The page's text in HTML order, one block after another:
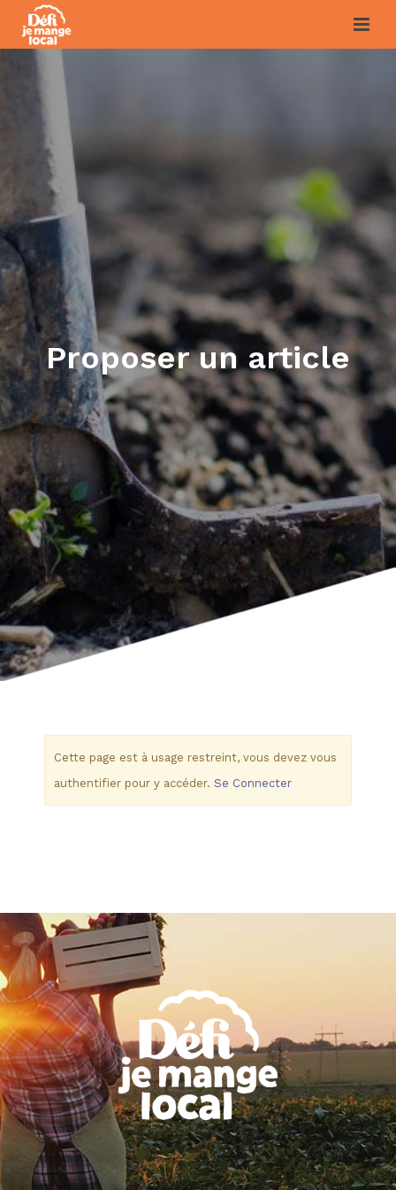
Proposer un article
Cette page est à usage restreint, vous devez vous
authentifier pour y accéder. Se Connecter